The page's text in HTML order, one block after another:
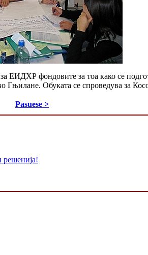
ЕИДХР фондовите за тоа како се
Обуката се спроведува за
Pasuese >
решенија!